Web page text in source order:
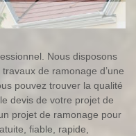
Nous disposons
de ramonage d’une
pouvez trouver la qualité
devis de votre projet de
projet de ramonage pour
fiable, rapide,